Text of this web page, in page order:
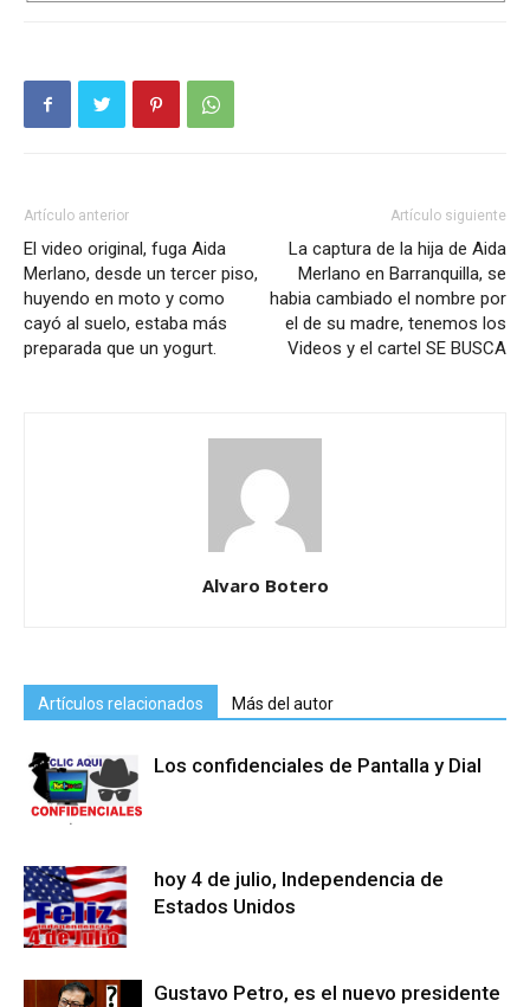
Artículo anterior
El video original, fuga Aida
Merlano, desde un tercer piso,
huyendo en moto y como
cayó al suelo, estaba más
preparada que un yogurt.
Artículo siguiente
La captura de la hija de Aida
Merlano en Barranquilla, se
habia cambiado el nombre por
el de su madre, tenemos los
Videos y el cartel SE BUSCA
Alvaro Botero
Artículos relacionados Más del autor
Los confidenciales de Pantalla y Dial
hoy 4 de julio, Independencia de
Estados Unidos
Gustavo Petro, es el nuevo presidente